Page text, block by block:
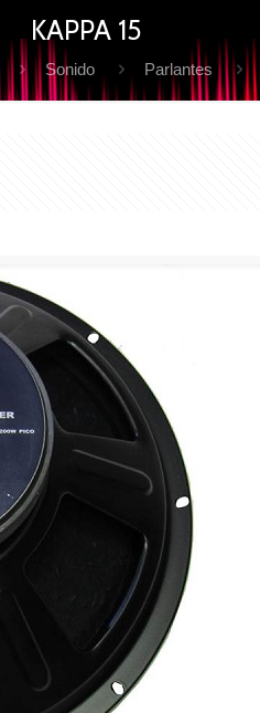
KAPPA 15
Sonido Parlantes